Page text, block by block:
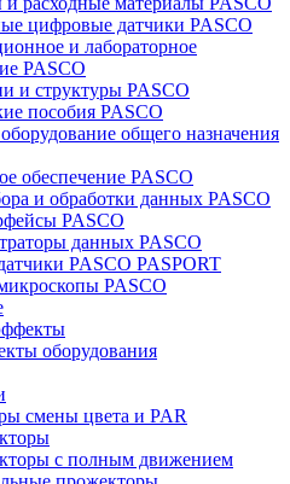
цифровые датчики PASCO
и лабораторное
PASCO
и структуры PASCO
пособия PASCO
общего назначения
обеспечение PASCO
и обработки данных PASCO
PASCO
данных PASCO
PASCO PASPORT
PASCO
оборудования
смены цвета и PAR
с полным движением